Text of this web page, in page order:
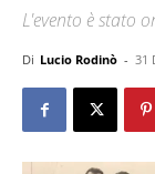
L'evento è stato
Di Lucio Rodinò - 31